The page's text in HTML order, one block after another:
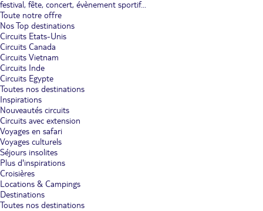
festival, fête, concert, évènement sportif...
Toute notre offre
Nos Top destinations
Circuits Etats-Unis
Circuits Canada
Circuits Vietnam
Circuits Inde
Circuits Egypte
Toutes nos destinations
Inspirations
Nouveautés circuits
Circuits avec extension
Voyages en safari
Voyages culturels
Séjours insolites
Plus d'inspirations
Croisières
Locations & Campings
Destinations
Toutes nos destinations